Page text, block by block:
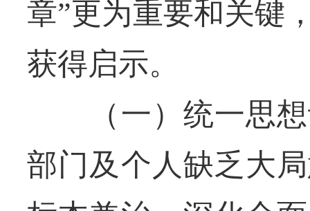
章”更为重要和关键
获得启示。
（一）统一思想
部门及个人缺乏大